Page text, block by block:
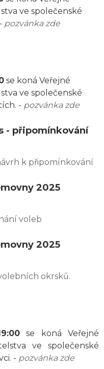
ve společenské
pozvánka zde
se koná Veřejné
ve společenské
- pozvánka zde
- připomínkování
k připomínkování
2025
voleb
2025
okrsků.
se koná Veřejné
ve společenské
- pozvánka zde